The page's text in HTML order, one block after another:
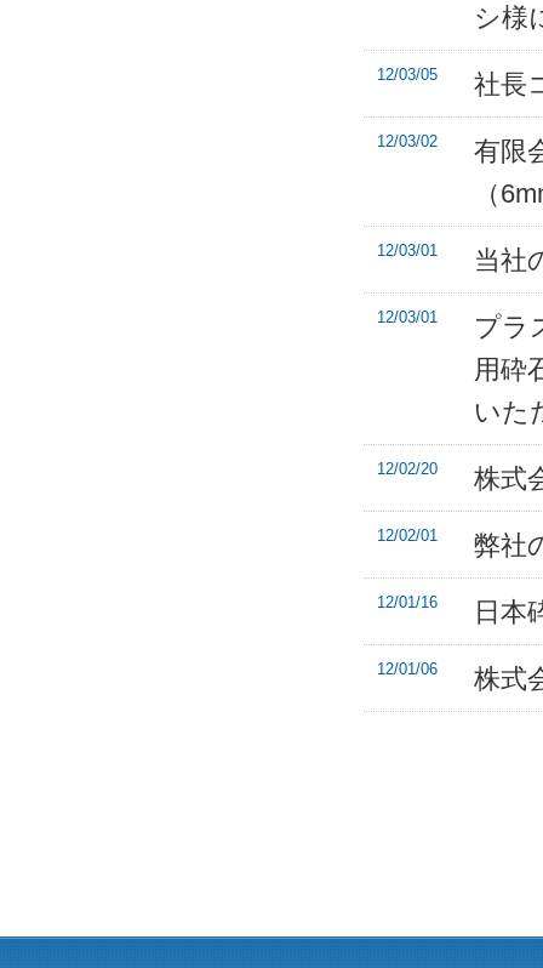
シ様
12/03/05 社長
12/03/02
有限
（
12/03/01 当社
12/03/01
プラ
用砕
いた
12/02/20 株式
12/02/01 弊社
12/01/16 日本
12/01/06 株式